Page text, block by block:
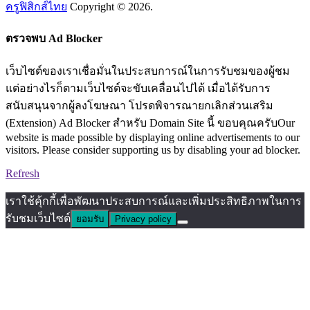
ครูฟิสิกส์ไทย Copyright © 2026.
ตรวจพบ Ad Blocker
เว็บไซต์ของเราเชื่อมั่นในประสบการณ์ในการรับชมของผู้ชม
แต่อย่างไรก็ตามเว็บไซต์จะขับเคลื่อนไปได้ เมื่อได้รับการ
สนับสนุนจากผู้ลงโฆษณา โปรดพิจารณายกเลิกส่วนเสริม
(Extension) Ad Blocker สำหรับ Domain Site นี้ ขอบคุณครับOur
website is made possible by displaying online advertisements to our
visitors. Please consider supporting us by disabling your ad blocker.
Refresh
เราใช้คุ้กกี้เพื่อพัฒนาประสบการณ์และเพิ่มประสิทธิภาพในการ
รับชมเว็บไซต์ ยอมรับ Privacy policy